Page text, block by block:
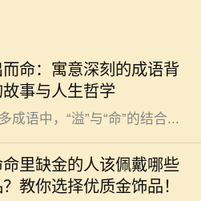
而命：寓意深刻的成语背
故事与人生哲学
文化的浩瀚长河中，成语作为
一部分，不仅丰富了我们的表
，也蕴藏着深厚的文化底蕴。
成语中，“溢”与“命”的结合...
命里缺金的人该佩戴哪些
教你选择优质金饰品！
传统文化中，五行之说深深扎
们的生活与信仰之中。五行分
、木、水、火、土，每一个人
中都有其主导的元素。有些人